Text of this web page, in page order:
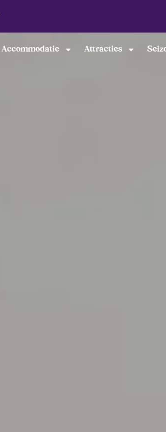
Accommodatie Attracties